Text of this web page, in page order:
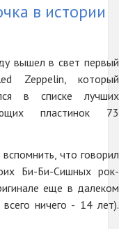
в истории
вышел в свет первый
Zeppelin, который
в списке лучших
пластинок 73
что говорил
Би-Би-Сишных рок-
еще в далеком
ничего - 14 лет).